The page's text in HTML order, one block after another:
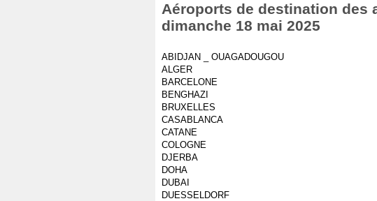
Aéroports de destination des
dimanche 18 mai 2025
ABIDJAN _ OUAGADOUGOU
ALGER
BARCELONE
BENGHAZI
BRUXELLES
CASABLANCA
CATANE
COLOGNE
DJERBA
DOHA
DUBAI
DUESSELDORF